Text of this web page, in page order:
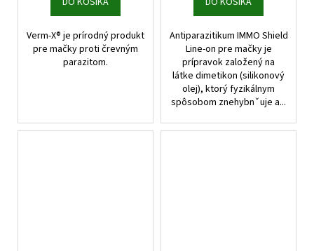
Verm-X® je prírodný produkt
pre mačky proti črevným
parazitom.
Antiparazitikum IMMO Shield
Line-on pre mačky je
prípravok založený na
látke dimetikon (silikonový
olej), ktorý fyzikálnym
spôsobom znehybnˇuje a...